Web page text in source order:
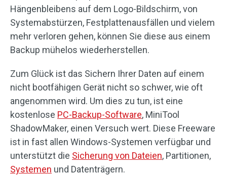
Hängenbleibens auf dem Logo-Bildschirm, von
Systemabstürzen, Festplattenausfällen und vielem
mehr verloren gehen, können Sie diese aus einem
Backup mühelos wiederherstellen.
Zum Glück ist das Sichern Ihrer Daten auf einem
nicht bootfähigen Gerät nicht so schwer, wie oft
angenommen wird. Um dies zu tun, ist eine
kostenlose PC-Backup-Software, MiniTool
ShadowMaker, einen Versuch wert. Diese Freeware
ist in fast allen Windows-Systemen verfügbar und
unterstützt die Sicherung von Dateien, Partitionen,
Systemen und Datenträgern.